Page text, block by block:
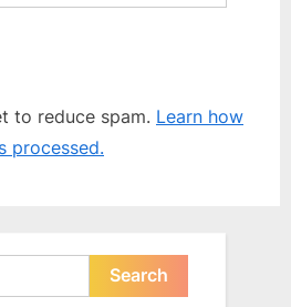
to reduce spam. Learn how
processed.